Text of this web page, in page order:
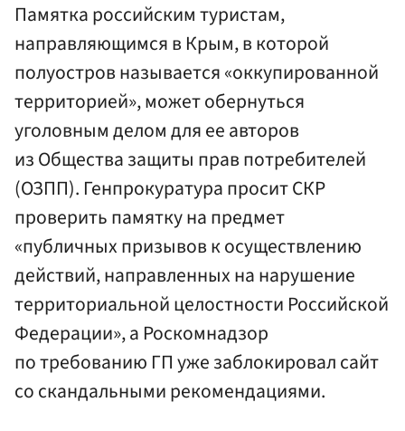
Памятка российским туристам,
направляющимся в Крым, в которой
полуостров называется «оккупированной
территорией», может обернуться
уголовным делом для ее авторов
из Общества защиты прав потребителей
(ОЗПП). Генпрокуратура просит СКР
проверить памятку на предмет
«публичных призывов к осуществлению
действий, направленных на нарушение
территориальной целостности Российской
Федерации», а Роскомнадзор
по требованию ГП уже заблокировал сайт
со скандальными рекомендациями.